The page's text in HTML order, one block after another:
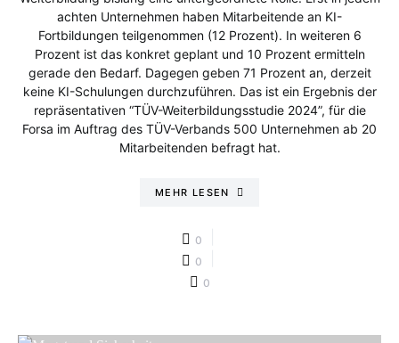
achten Unternehmen haben Mitarbeitende an KI-
Fortbildungen teilgenommen (12 Prozent). In weiteren 6
Prozent ist das konkret geplant und 10 Prozent ermitteln
gerade den Bedarf. Dagegen geben 71 Prozent an, derzeit
keine KI-Schulungen durchzuführen. Das ist ein Ergebnis der
repräsentativen “TÜV-Weiterbildungsstudie 2024”, für die
Forsa im Auftrag des TÜV-Verbands 500 Unternehmen ab 20
Mitarbeitenden befragt hat.
MEHR LESEN
0
0
0